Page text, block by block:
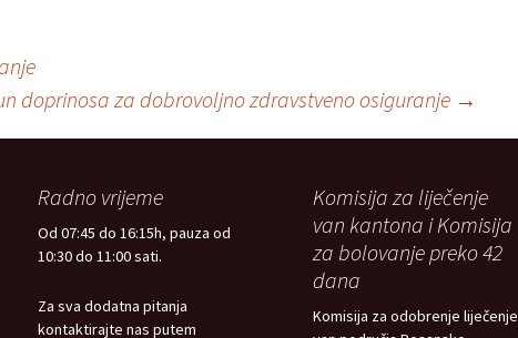
doprinosa za dobrovoljno zdravstveno osiguranje →
Radno vrijeme
Od 07:45 do 16:15h, pauza od
10:30 do 11:00 sati.
Za sva dodatna pitanja
kontaktirajte nas putem
Komisija za liječenje
van kantona i Komisija
za bolovanje preko 42
dana
Komisija za odobrenje liječenje